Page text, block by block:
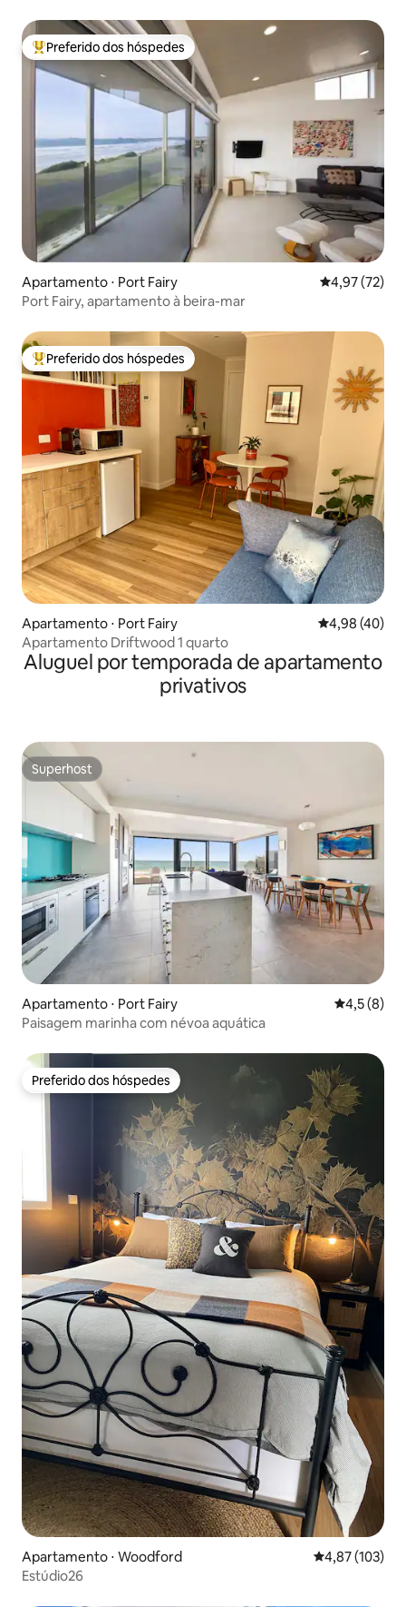
Entre os melhores preferidos dos hóspedes
Preferido dos hóspedes
Apartamento ⋅ Port Fairy 4,97 de uma
4,97 (72)
Port Fairy, apartamento à beira-mar
Entre os melhores preferidos dos hóspedes
Preferido dos hóspedes
Apartamento ⋅ Port Fairy 4,98 de uma
4,98 (40)
Apartamento Driftwood 1 quarto
Aluguel por temporada de apartamento
privativos
Superhost
Superhost
Apartamento ⋅ Port Fairy 4,5 de
4,5 (8)
Paisagem marinha com névoa aquática
Preferido dos hóspedes
Preferido dos hóspedes
Apartamento ⋅ Woodford 4,87 de uma
4,87 (103)
Estúdio26